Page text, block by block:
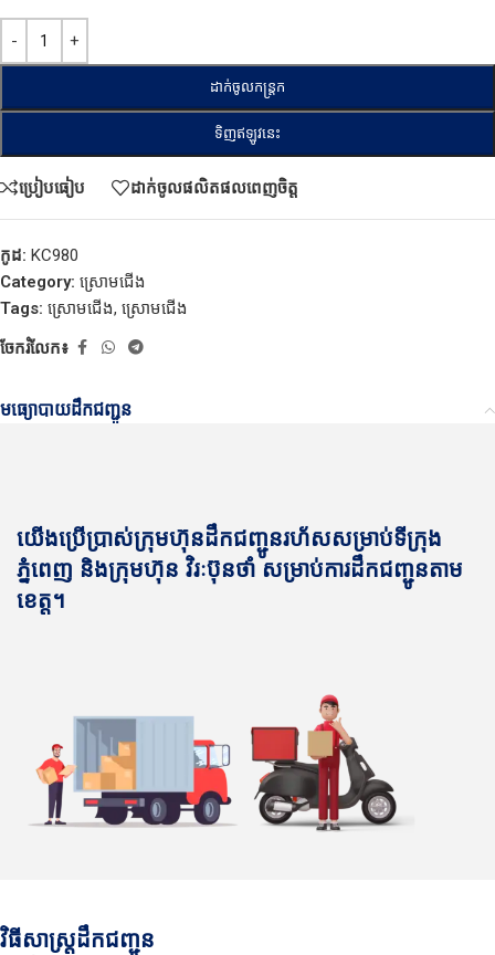
ដាក់ចូលកន្ត្រក
ទិញឥឡូវនេះ
ប្រៀបធៀប ដាក់ចូលផលិតផលពេញចិត្ត
កូដ: KC980
Category: ស្រោមជើង
Tags: ស្រោមជើង, ស្រោមជើង
ចែករំលែក៖
មធ្យោបាយដឹកជញ្ជូន
យើងប្រើប្រាស់ក្រុមហ៊ុនដឹកជញ្ជូនរហ័សសម្រាប់ទីក្រុង
ភ្នំពេញ និងក្រុមហ៊ុន វិរៈប៊ុនថាំ សម្រាប់ការដឹកជញ្ជូនតាម
ខេត្ត។
វិធីសាស្រ្តដឹកជញ្ជូន